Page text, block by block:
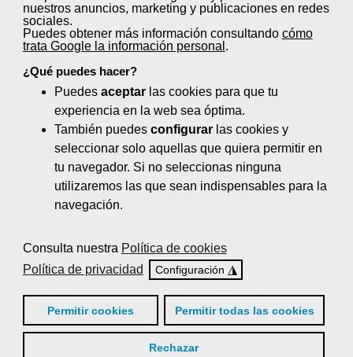
nuestros anuncios, marketing y publicaciones en redes
sociales.
Puedes obtener más información consultando cómo
trata Google la información personal .
¿Qué puedes hacer?
Puedes aceptarlas cookies para que tu
experiencia en la web sea óptima.
También puedes configurarlas cookies y
seleccionar solo aquellas que quiera permitir en
tu navegador. Si no seleccionas ninguna
utilizaremos las que sean indispensables para la
navegación.
Consulta nuestra Política de cookies
Política de privacidad
Configuración ◮
Permitir cookies Permitir todas las cookies
Rechazar
Director xeral
de Comercio e Consumo
José María Seijas
Presidente de Federación